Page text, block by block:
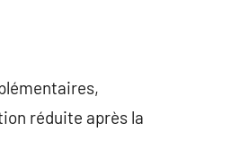
réduite après la